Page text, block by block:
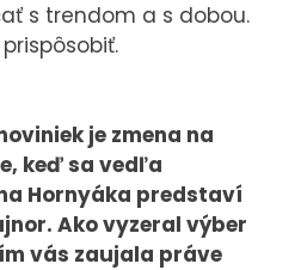
s trendom a s dobou.
je zmena na
keď sa vedľa
Hornyáka predstaví
Ako vyzeral výber
vás zaujala práve